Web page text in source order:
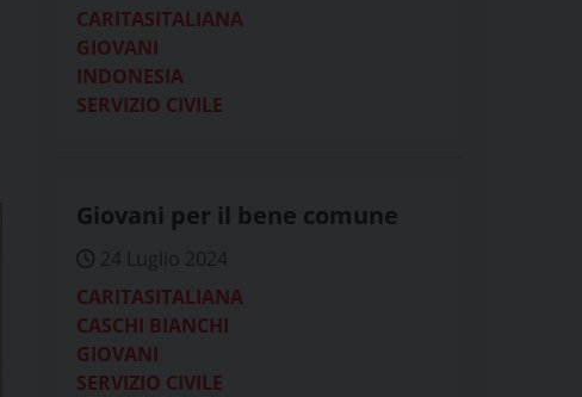
CARITASITALIANA
GIOVANI
INDONESIA
SERVIZIO CIVILE
Giovani per il bene comune
24 Luglio 2024
CARITASITALIANA
CASCHI BIANCHI
GIOVANI
SERVIZIO CIVILE